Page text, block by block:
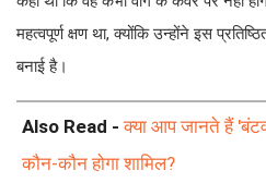
महत्वपूर्ण क्षण था, क्योंकि उन्होंने इस
बनाई है।
Also Read -क्या आप जानते हैं
कौन-कौन होगा शामिल?